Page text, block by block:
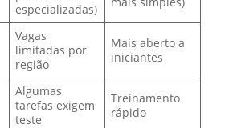
especializadas)
Vagas
limitadas por
região
Mais aberto a
iniciantes
Algumas
tarefas exigem
teste
Treinamento
rápido